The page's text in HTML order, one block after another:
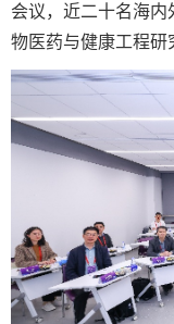
会议，近二十名海
物医药与健康工程研